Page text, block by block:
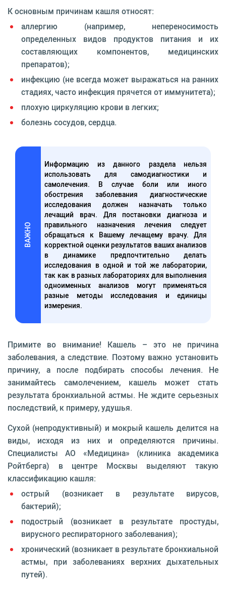
К основным причинам кашля относят:
аллергию (например, непереносимость
определенных видов продуктов питания и их
составляющих компонентов, медицинских
препаратов);
инфекцию (не всегда может выражаться на ранних
стадиях, часто инфекция прячется от иммунитета);
плохую циркуляцию крови в легких;
болезнь сосудов, сердца.
ВАЖНО
Информацию из данного раздела нельзя
использовать для самодиагностики и
самолечения. В случае боли или иного
обострения заболевания диагностические
исследования должен назначать только
лечащий врач. Для постановки диагноза и
правильного назначения лечения следует
обращаться к Вашему лечащему врачу. Для
корректной оценки результатов ваших анализов
в динамике предпочтительно делать
исследования в одной и той же лаборатории,
так как в разных лабораториях для выполнения
одноименных анализов могут применяться
разные методы исследования и единицы
измерения.
Примите во внимание! Кашель – это не причина
заболевания, а следствие. Поэтому важно установить
причину, а после подбирать способы лечения. Не
занимайтесь самолечением, кашель может стать
результата бронхиальной астмы. Не ждите серьезных
последствий, к примеру, удушья.
Сухой (непродуктивный) и мокрый кашель делится на
виды, исходя из них и определяются причины.
Специалисты АО «Медицина» (клиника академика
Ройтберга) в центре Москвы выделяют такую
классификацию кашля:
острый (возникает в результате вирусов,
бактерий);
подострый (возникает в результате простуды,
вирусного респираторного заболевания);
хронический (возникает в результате бронхиальной
астмы, при заболеваниях верхних дыхательных
путей).